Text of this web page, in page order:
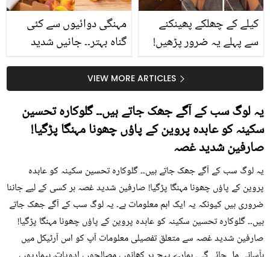
مہنگی دوائیوں سے کئی
گناہ بہتر۔۔ جانیں شدید
گرمی کے موسم میں آڑو
کیوں کھانا چاہیے؟
کیلے کے چھلکے پھینکنے
سے پہلے یہ ضرور پڑھیں!
جلد کے 3 بڑے مسائل کا
سستا اور قدرتی حلVIEW MORE ARTICLES
یہ لوگ سب کے آگے جھک جاتے ہیں۔۔ گلوکارہ تحسین
سکینہ کو عابدہ پروین کے پاؤں چھونا مہنگا پڑگیا!
صارفین شدید غصہ
یہ لوگ سب کے آگے جھک جاتے ہیں۔۔ گلوکارہ تحسین سکینہ کو عابدہ
پروین کے پاؤں چھونا مہنگا پڑگیا! صارفین شدید غصہ ہر کسی کے لیے جاننا
ضروری ہیں کیونکہ یہ ایک اہم معلومات ہے۔ یہ لوگ سب کے آگے جھک جاتے
ہیں۔۔ گلوکارہ تحسین سکینہ کو عابدہ پروین کے پاؤں چھونا مہنگا پڑگیا!
صارفین شدید غصہ سے متعلق تفصیلی معلومات آپ کو اس آرٹیکل میں